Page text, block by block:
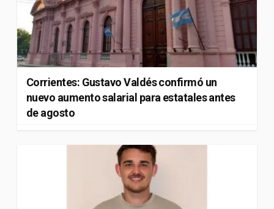
Corrientes: Gustavo Valdés confirmó un
nuevo aumento salarial para estatales antes
de agosto